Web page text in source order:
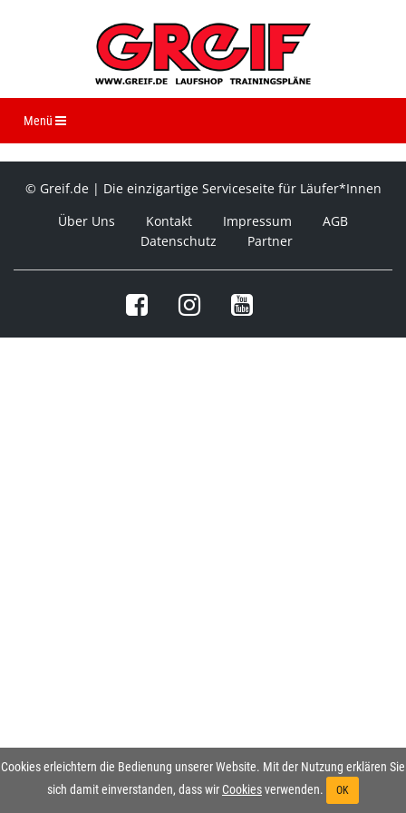
Menü Navigation ein-/ausblenden
© Greif.de | Die einzigartige Serviceseite für Läufer*Innen
Über Uns
Kontakt Impressum
AGB
Datenschutz
Partner
Cookies erleichtern die Bedienung unserer Website. Mit der Nutzung erklären Sie
sich damit einverstanden, dass wir Cookiesverwenden. OK